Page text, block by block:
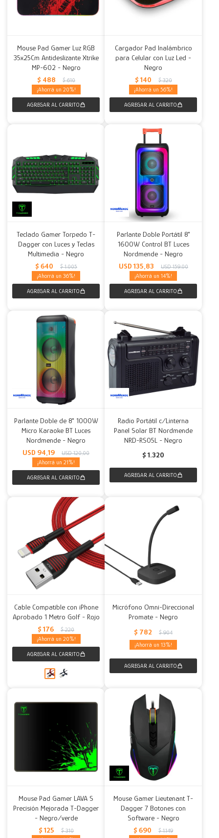
Mouse Pad Gamer Luz RGB
35x25Cm Antideslizante Xtrike
MP-602 - Negro
$ 488 $ 610
20
Cargador Pad Inalámbrico
para Celular con Luz Led -
Negro
$ 140 $ 320
56
Teclado Gamer Torpedo T-
Dagger con Luces y Teclas
Multimedia - Negro
$ 640 $ 1.005
36
Parlante Doble Portátil 8"
1600W Control BT Luces
Nordmende - Negro
USD 135,83 USD 159,00
14
Parlante Doble de 8" 1000W
Micro Karaoke BT Luces
Nordmende - Negro
USD 94,19 USD 120,00
21
Radio Portátil c/Linterna
Panel Solar BT Nordmende
NRD-RS05L - Negro
$ 1.320
Cable Compatible con iPhone
Aprobado 1 Metro Golf - Rojo
$ 176 $ 220
20
Micrófono Omni-Direccional
Promate - Negro
$ 782 $ 904
13
Mouse Pad Gamer LAVA S
Precisión Mejorada T-Dagger
- Negro/verde
$ 125 $ 310
Mouse Gamer Lieutenant T-
Dagger 7 Botones con
Software - Negro
$ 690 $ 1.149